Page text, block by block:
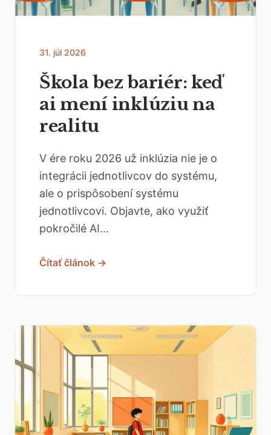
31. júl 2026
Škola bez bariér: keď
ai mení inklúziu na
realitu
V ére roku 2026 už inklúzia nie je o
integrácii jednotlivcov do systému,
ale o prispôsobení systému
jednotlivcovi. Objavte, ako využiť
pokročilé AI...
Čítať článok →